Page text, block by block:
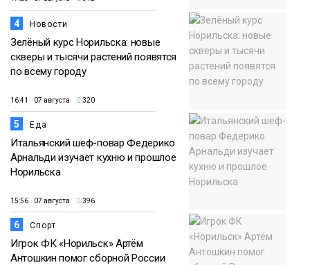
4 Новости
Зелёный курс Норильска: новые
скверы и тысячи растений появятся
по всему городу
16:41 07 августа 320
5 Еда
Итальянский шеф-повар Федерико
Арнальди изучает кухню и прошлое
Норильска
15:56 07 августа 396
6 Спорт
Игрок ФК «Норильск» Артём
Антошкин помог сборной России